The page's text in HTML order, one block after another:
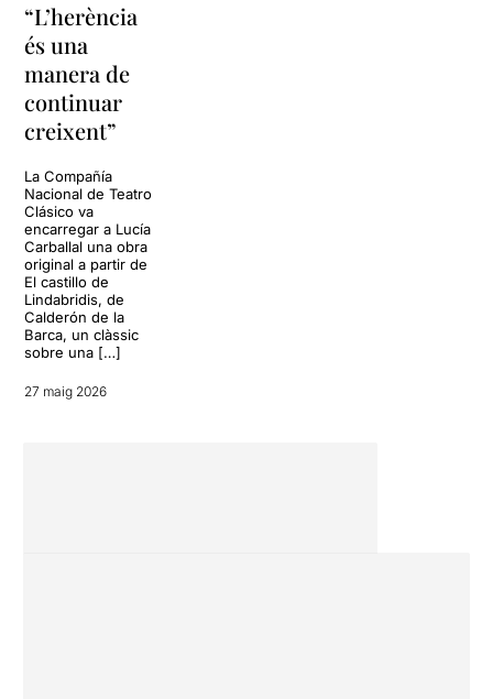
“L’herència
és una
manera de
continuar
creixent”
La Compañía
Nacional de Teatro
Clásico va
encarregar a Lucía
Carballal una obra
original a partir de
El castillo de
Lindabridis, de
Calderón de la
Barca, un clàssic
sobre una […]
27 maig 2026